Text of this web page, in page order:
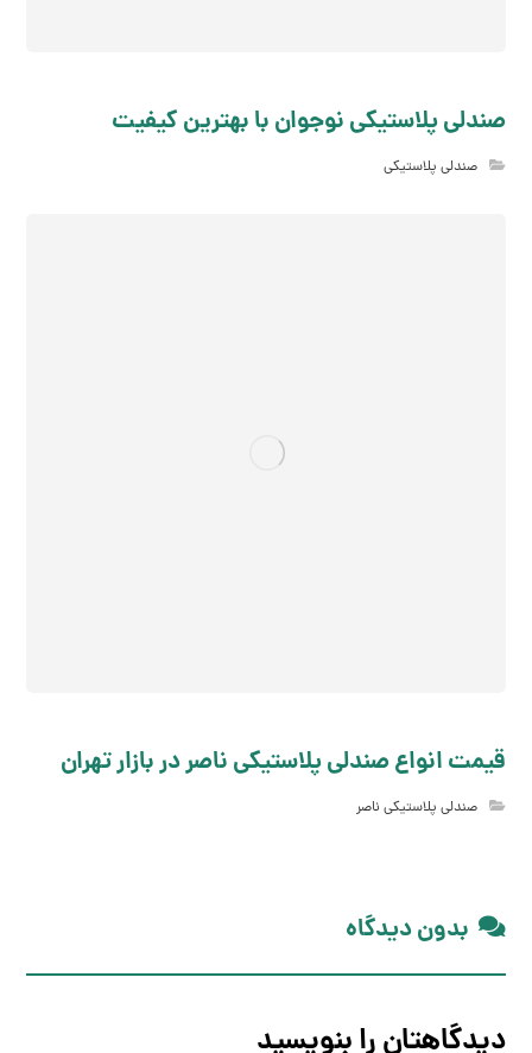
صندلی پلاستیکی نوجوان با بهترین کیفیت
صندلی پلاستیکی
قیمت انواع صندلی پلاستیکی ناصر در بازار تهران
صندلی پلاستیکی ناصر
بدون دیدگاه
دیدگاهتان را بنویسید